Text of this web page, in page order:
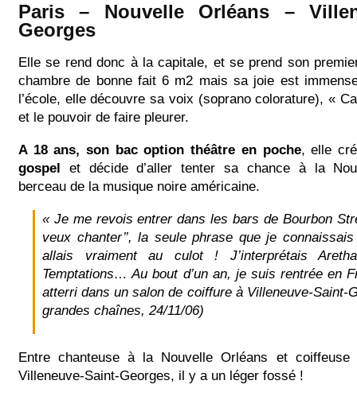
Paris – Nouvelle Orléans –
Georges
Elle se rend donc à la capitale, et se prend son
chambre de bonne fait 6 m2 mais sa joie est
l’école, elle découvre sa voix (soprano colorature), «
et le pouvoir de faire pleurer.
A 18 ans, son bac option théâtre en poche, elle
gospel et décide d’aller tenter sa chance à la
berceau de la musique noire américaine.
« Je me revois entrer dans les bars de Bourbon
veux chanter’’, la seule phrase que je
allais vraiment au culot ! J’interprétais
Temptations… Au bout d’un an, je suis rentrée en
atterri dans un salon de coiffure à Villeneuve-
grandes chaînes, 24/11/06)
Entre chanteuse à la Nouvelle Orléans et
Villeneuve-Saint-Georges, il y a un léger fossé !